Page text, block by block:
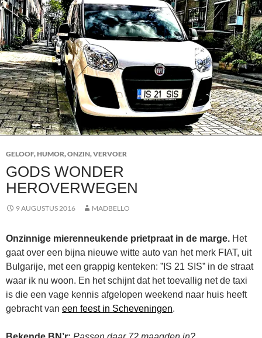
GELOOF,HUMOR,ONZIN,VERVOER
GODS WONDER
HEROVERWEGEN
9 AUGUSTUS 2016 MADBELLO
Onzinnige mierenneukende prietpraat in de marge. Het
gaat over een bijna nieuwe witte auto van het merk FIAT, uit
Bulgarije, met een grappig kenteken: ”IS 21 SIS” in de straat
waar ik nu woon. En het schijnt dat het toevallig net de taxi
is die een vage kennis afgelopen weekend naar huis heeft
gebracht van een feest in Scheveningen.